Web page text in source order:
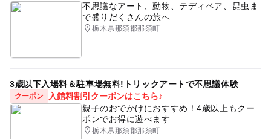
不思議なアート、動物、テディベア、昆虫ま
で盛りだくさんの旅へ
栃木県那須郡那須町
3歳以下入場料＆駐車場無料!トリックアートで不思議体験
クーポン
入館料割引クーポンはこちら♪
親子のおでかけにおすすめ！4歳以上もクー
ポンでお得に遊べます
栃木県那須郡那須町